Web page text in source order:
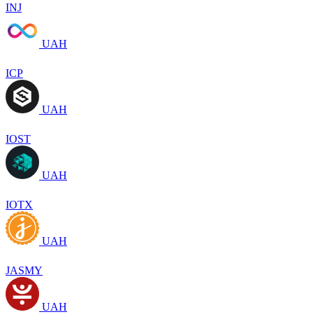
INJ
UAH
ICP
UAH
IOST
UAH
IOTX
UAH
JASMY
UAH